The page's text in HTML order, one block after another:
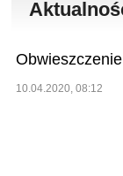
10.04.2020, 08:12